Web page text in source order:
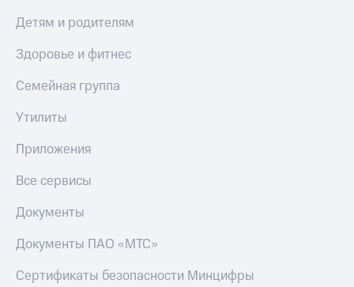
Детям и родителям
Здоровье и фитнес
Семейная группа
Утилиты
Приложения
Все сервисы
Документы
Документы ПАО «МТС»
Сертификаты безопасности Минцифры